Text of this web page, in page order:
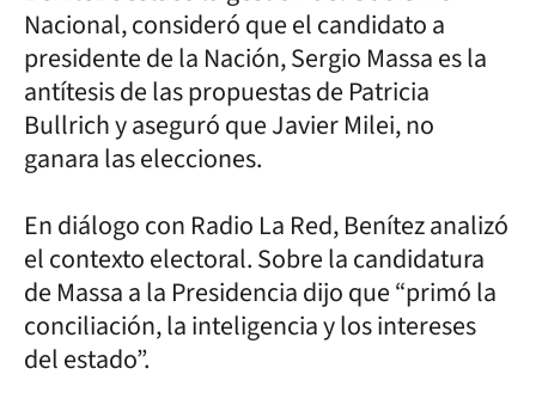
Nacional, consideró que el candidato a
presidente de la Nación, Sergio Massa es la
antítesis de las propuestas de Patricia
Bullrich y aseguró que Javier Milei, no
ganara las elecciones.
En diálogo con Radio La Red, Benítez analizó
el contexto electoral. Sobre la candidatura
de Massa a la Presidencia dijo que “primó la
conciliación, la inteligencia y los intereses
del estado”.